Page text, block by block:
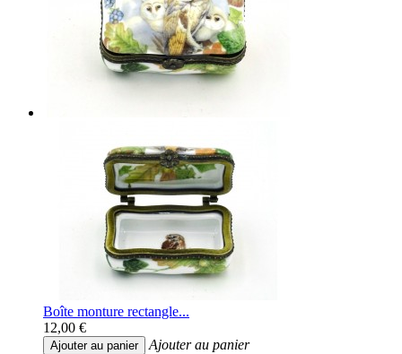
Boîte monture rectangle...
12,00 €
Ajouter au panier
Ajouter au panier